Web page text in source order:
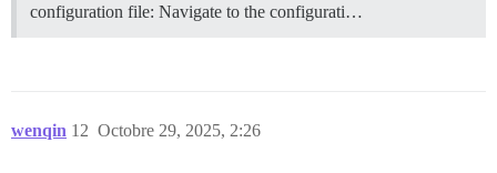
configuration file: Navigate to the configurati…
wenqin Octobre 29, 2025, 2:26
12